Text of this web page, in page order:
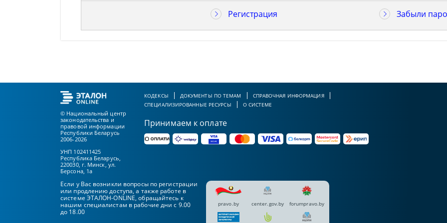
Регистрация Забыли
© Национальный центр
законодательства и
правовой информации
Республики Беларусь
2006-2026
УНП 102411425
Республика Беларусь,
220030, г. Минск, ул.
Берсона, 1а
КОДЕКСЫ ДОКУМЕНТЫ ПО ТЕМАМ
СПРАВОЧНАЯ ИНФОРМАЦИЯ
СПЕЦИАЛИЗИРОВАННЫЕ РЕСУРСЫ
О СИСТЕМЕ
Принимаем к оплате
Если у Вас возникли вопросы по регистрации
или продлению доступа, а также работе в
системе ЭТАЛОН-ONLINE, обращайтесь к
нашим специалистам в рабочие дни с 9.00
до 18.00
pravo.by center.gov.by forumpravo.by